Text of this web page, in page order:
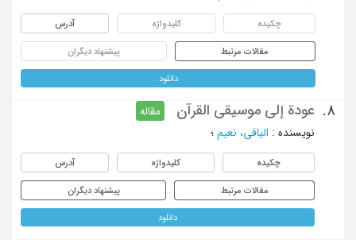
چکیده کلیدواژه آدرس
مقالات مرتبط پیشنهاد دیگران
دانلود
8. عودة إلی موسیقی القرآن
مقاله
نویسنده : الیافی، نعیم ؛
چکیده کلیدواژه آدرس
مقالات مرتبط پیشنهاد دیگران
دانلود